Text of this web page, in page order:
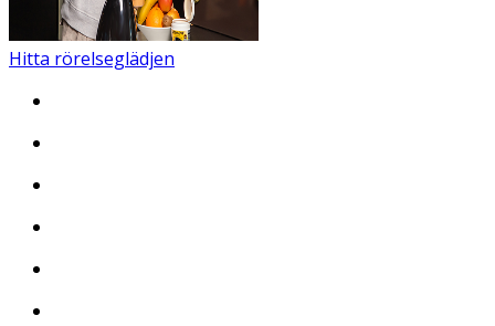
Hitta rörelseglädjen